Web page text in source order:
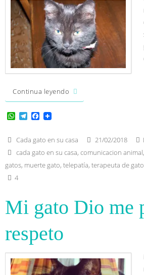
Continua leyendo
W
t
s
A
p
p
e
g
r
a
e
b
o
o
Cada gato en su casa 21/02/2018
cada gato en su casa, comunicacion animal,
gatos, muerte gato, telepatía, terapeuta de
4
Mi gato Dio me
respeto